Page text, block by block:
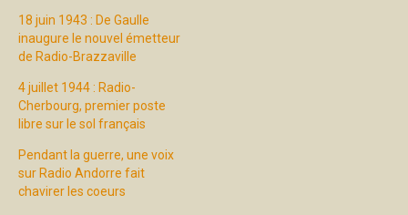
18 juin 1943 : De Gaulle
inaugure le nouvel émetteur
de Radio-Brazzaville
4 juillet 1944 : Radio-
Cherbourg, premier poste
libre sur le sol français
Pendant la guerre, une voix
sur Radio Andorre fait
chavirer les coeurs